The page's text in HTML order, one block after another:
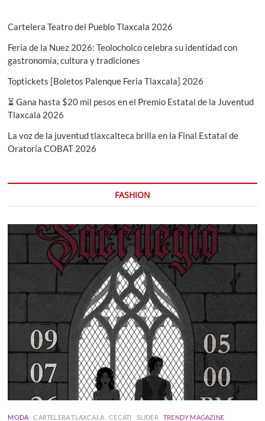
Cartelera Teatro del Pueblo Tlaxcala 2026
Feria de la Nuez 2026: Teolocholco celebra su identidad con
gastronomía, cultura y tradiciones
Toptickets [Boletos Palenque Feria Tlaxcala] 2026
⏳ Gana hasta $20 mil pesos en el Premio Estatal de la Juventud
Tlaxcala 2026
La voz de la juventud tlaxcalteca brilla en la Final Estatal de
Oratoria COBAT 2026
FASHION
MODA CARTELERA TLAXCALA CECATI SLIDER TRENDY MAGAZINE